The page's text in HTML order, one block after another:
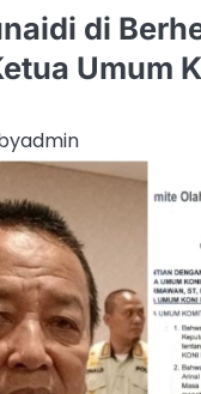
di
Umum
admin